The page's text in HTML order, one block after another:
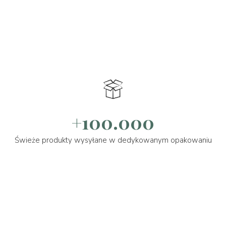
+100.000
Świeże produkty wysyłane w dedykowanym opakowaniu